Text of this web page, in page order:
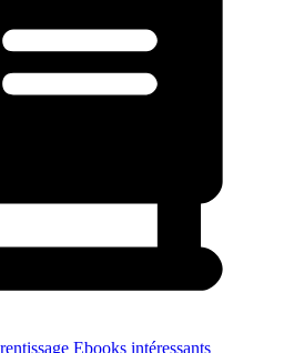
Ebooks intéressants